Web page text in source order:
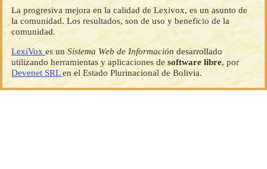
La progresiva mejora en la calidad de Lexivox, es un asunto de
la comunidad. Los resultados, son de uso y beneficio de la
comunidad.
LexiVoxes unSistema Web de Información desarrollado
utilizando herramientas y aplicaciones desoftware libre, por
Devenet SRLen el Estado Plurinacional de Bolivia.